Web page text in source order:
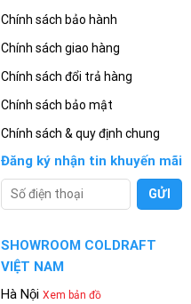
Chính sách bảo hành
Chính sách giao hàng
Chính sách đổi trả hàng
Chính sách bảo mật
Chính sách & quy định chung
Đăng ký nhận tin khuyến mãi
SHOWROOM COLDRAFT
VIỆT NAM
Hà Nội Xem bản đồ